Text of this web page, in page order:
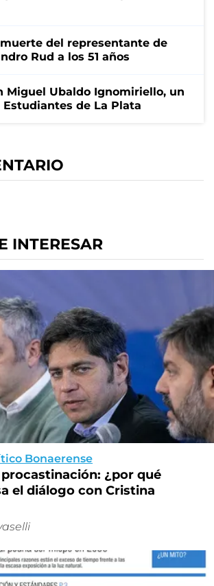
del representante de
Rud a los 51 años
Miguel Ubaldo Ignomiriello, un
de La Plata
INTERESAR
Bonaerense
¿por qué
el diálogo con Cristina